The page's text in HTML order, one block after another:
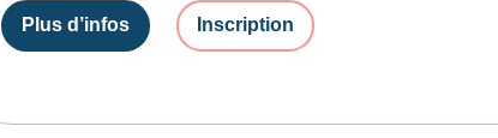
Plus d’infos Inscription